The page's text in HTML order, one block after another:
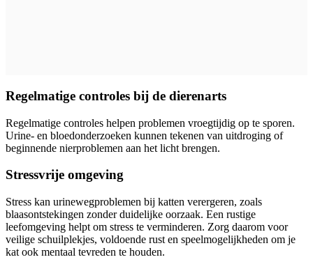
Regelmatige controles bij de dierenarts
Regelmatige controles helpen problemen vroegtijdig op te sporen.
Urine- en bloedonderzoeken kunnen tekenen van uitdroging of
beginnende nierproblemen aan het licht brengen.
Stressvrije omgeving
Stress kan urinewegproblemen bij katten verergeren, zoals
blaasontstekingen zonder duidelijke oorzaak. Een rustige
leefomgeving helpt om stress te verminderen. Zorg daarom voor
veilige schuilplekjes, voldoende rust en speelmogelijkheden om je
kat ook mentaal tevreden te houden.